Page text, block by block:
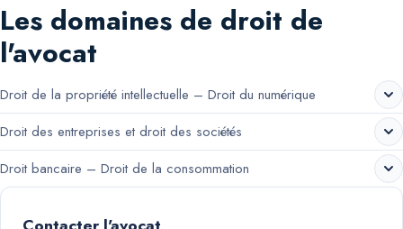
Les domaines de droit de
l'avocat
Droit de la propriété intellectuelle – Droit du numérique
Droit des entreprises et droit des sociétés
Droit bancaire – Droit de la consommation